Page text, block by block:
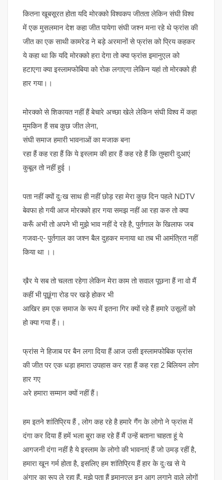
कितना खूबसूरत होता यदि मोरक्को विश्वकप जीतता लेकिन संघी विश्व
में एक मुसलमान देश कहा जीत पायेगा संघी जश्न मना रहे थे फ्रांस की
जीत का एक साथी कामरेड ने बड़े अरमानों से फ्रांस को प्रिय कहकर
ये कहा था कि यदि मोरक्को हरा देगा तो क्या फ्रांस इमानुएल को
हटाएगा क्या इस्लामफोबिया को रोक लगाएगा लेकिन यहां तो मोरक्को ही
हार गया।।
मोरक्को से शिकायत नहीं हैं बेचारे अच्छा खेले लेकिन संघी विश्व में कहा
मुमकिन हैं सब कुछ जीत लेना,
संघी समाज हमारी भावनाओं का मजाक बना
रहा हैं कह रहा हैं कि ये इस्लाम की हार हैं कह रहे हैं कि तुम्हारी दुआएं
कुबूल तो नहीं हुई ।
पता नहीं क्यों दुःख साथ ही नहीं छोड़ रहा मेरा कुछ दिन पहले NDTV
बेवफा हो गयी आज मोरक्को हार गया समझ नहीं आ रहा करु तो क्या
करूँ अभी तो अपने भी मुझे भाव नहीं दे रहे है, पुर्तगाल के खिलाफ जब
गजवा-ए- पुर्तगाल का जश्न बैल दुहकर मनाया था तब भी आमंत्रित नहीं
किया था ।।
ख़ैर ये सब तो चलता रहेगा लेकिन मेरा काम तो सवाल पूछना हैं ना वो मैं
कहीं भी पूछूंगा रोड पर खड़े होकर भी
आखिर हम एक समाज के रूप में इतना गिर क्यों रहे हैं हमारे उसूलों को
हो क्या गया हैं।।
फ्रांस ने हिजाब पर बैन लगा दिया हैं आज उसी इस्लामफोबिक फ्रांस
की जीत पर एक धड़ा हमारा उपहास कर रहा हैं कह रहा 2 बिलियन लोग
हार गए
अरे हमारा सम्मान क्यों नहीं हैं।
हम इतने शांतिप्रिय हैं , लोग कह रहे है हमारे गैंग के लोगो ने फ्रांस में
दंगा कर दिया हैं हमें भला बुरा कह रहे हैं मैं उन्हें बताना चाहता हूं ये
आगजनी दंगा नहीं है ये इस्लाम के लोगो की भावनाएं हैं जो उमड़ रहीं है,
हमारा खून गर्म होता है, इसलिए हम शांतिप्रिय हैं हार के दुःख से ये
अंगार का रूप ले रहा हैं, मुझे पता हैं इमानुएल इन आग लगाने वाले लोगों